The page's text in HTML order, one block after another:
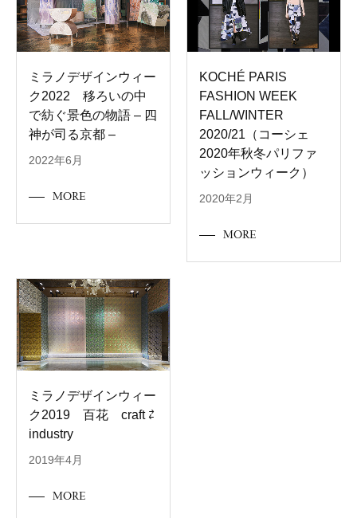
ミラノデザインウィー
ク2022 移ろいの中
で紡ぐ景色の物語 – 四
神が司る京都 –
2022年6月
MORE
KOCHÉ PARIS
FASHION WEEK
FALL/WINTER
2020/21（コーシェ
2020年秋冬パリファ
ッションウィーク）
2020年2月
MORE
ミラノデザインウィー
ク2019 百花 craft ⇄
industry
2019年4月
MORE